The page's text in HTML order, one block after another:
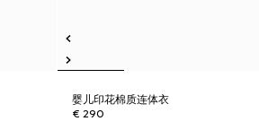
婴儿印花棉质连体衣
€ 290